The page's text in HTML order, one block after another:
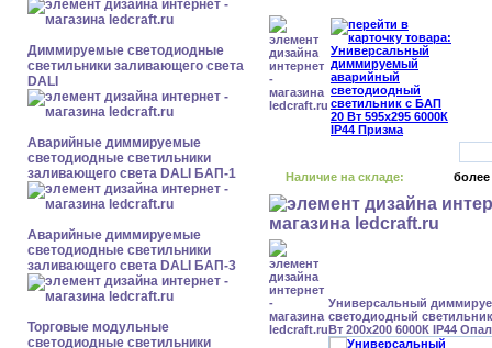
Диммируемые светодиодные
светильники заливающего света
DALI
Аварийные диммируемые
светодиодные светильники
заливающего света DALI БАП-1
Аварийные диммируемые
светодиодные светильники
заливающего света DALI БАП-3
Торговые модульные
светодиодные светильники
Наличие на складе: более
Универсальный
светодиодный
Вт 200x200 6000К IP44 Опал